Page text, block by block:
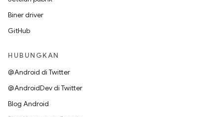
Biner driver
GitHub
HUBUNGKAN
@Android di Twitter
@AndroidDev di Twitter
Blog Android